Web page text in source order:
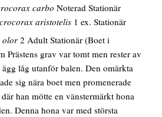
carbo Noterad Stationär
aristotelis 1 ex. Stationär
olor2 Adult Stationär(Boet i
Prästens grav var tomt men rester av
låg utanför balen. Den omärkta
sig nära boet men promenerade
han mötte en vänstermärkt hona
Denna hona var med största